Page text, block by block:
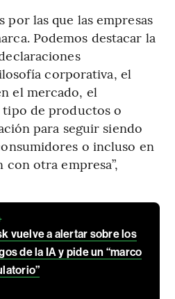
por las que las empresas
Podemos destacar la
corporativa, el
el mercado, el
de productos o
para seguir siendo
o incluso en
con otra empresa”,
vuelve a alertar sobre los
de la IA y pide un “marco